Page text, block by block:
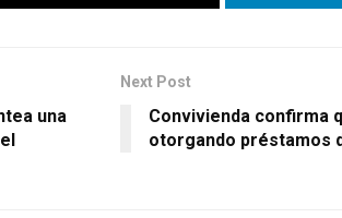
una
Next Post
Convivienda confirma
otorgando préstamos